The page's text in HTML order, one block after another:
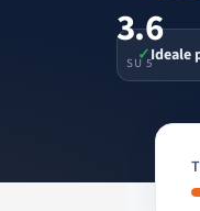
3.6
SU 5
✓Ideale